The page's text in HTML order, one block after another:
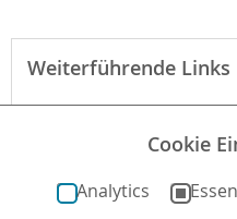
Weiterführende Links
Begründung der fbw
Cookie
Analytics